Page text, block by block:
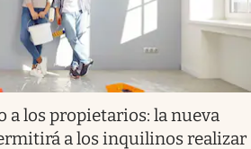
a los propietarios: la nueva
a los inquilinos realizar